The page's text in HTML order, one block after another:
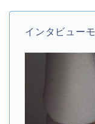
インタビュー